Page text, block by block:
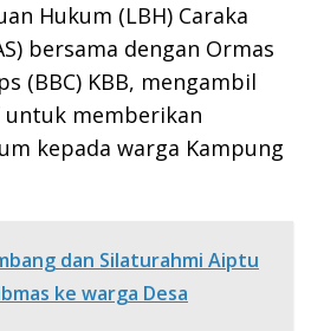
Hukum (LBH) Caraka
bersama dengan Ormas
(BBC) KBB, mengambil
memberikan
kepada warga Kampung
dan Silaturahmi Aiptu
ke warga Desa